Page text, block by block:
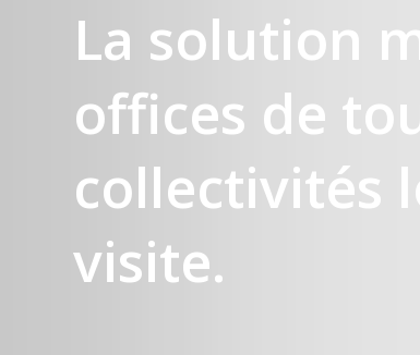
La solution
offices de
collectivités
visite.